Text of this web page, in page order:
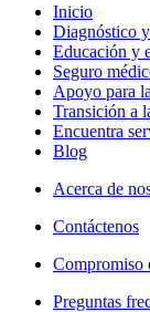
Inicio
Diagnóstico
Educación y
Seguro
Apoyo para
Transición a
Encuentra
Blog
Acerca de
Contáctenos
Compromiso
Preguntas